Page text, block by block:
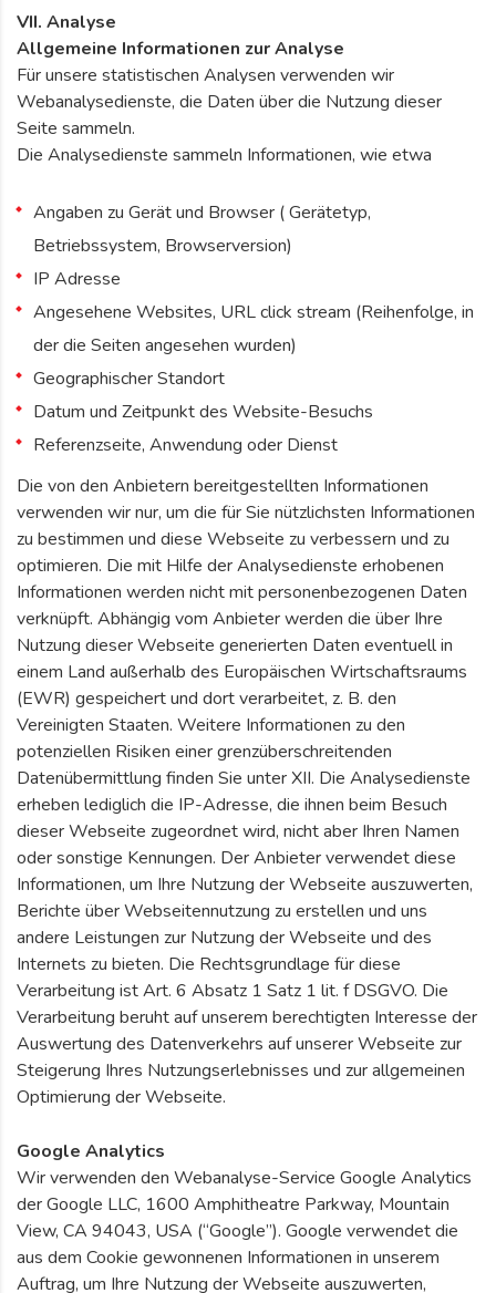
VII. Analyse
Allgemeine Informationen zur Analyse
Für unsere statistischen Analysen verwenden wir
Webanalysedienste, die Daten über die Nutzung dieser
Seite sammeln.
Die Analysedienste sammeln Informationen, wie etwa
Angaben zu Gerät und Browser ( Gerätetyp,
Betriebssystem, Browserversion)
IP Adresse
Angesehene Websites, URL click stream (Reihenfolge, in
der die Seiten angesehen wurden)
Geographischer Standort
Datum und Zeitpunkt des Website-Besuchs
Referenzseite, Anwendung oder Dienst
Die von den Anbietern bereitgestellten Informationen
verwenden wir nur, um die für Sie nützlichsten Informationen
zu bestimmen und diese Webseite zu verbessern und zu
optimieren. Die mit Hilfe der Analysedienste erhobenen
Informationen werden nicht mit personenbezogenen Daten
verknüpft. Abhängig vom Anbieter werden die über Ihre
Nutzung dieser Webseite generierten Daten eventuell in
einem Land außerhalb des Europäischen Wirtschaftsraums
(EWR) gespeichert und dort verarbeitet, z. B. den
Vereinigten Staaten. Weitere Informationen zu den
potenziellen Risiken einer grenzüberschreitenden
Datenübermittlung finden Sie unter XII. Die Analysedienste
erheben lediglich die IP-Adresse, die ihnen beim Besuch
dieser Webseite zugeordnet wird, nicht aber Ihren Namen
oder sonstige Kennungen. Der Anbieter verwendet diese
Informationen, um Ihre Nutzung der Webseite auszuwerten,
Berichte über Webseitennutzung zu erstellen und uns
andere Leistungen zur Nutzung der Webseite und des
Internets zu bieten. Die Rechtsgrundlage für diese
Verarbeitung ist Art. 6 Absatz 1 Satz 1 lit. f DSGVO. Die
Verarbeitung beruht auf unserem berechtigten Interesse der
Auswertung des Datenverkehrs auf unserer Webseite zur
Steigerung Ihres Nutzungserlebnisses und zur allgemeinen
Optimierung der Webseite.
Google Analytics
Wir verwenden den Webanalyse-Service Google Analytics
der Google LLC, 1600 Amphitheatre Parkway, Mountain
View, CA 94043, USA (“Google”). Google verwendet die
aus dem Cookie gewonnenen Informationen in unserem
Auftrag, um Ihre Nutzung der Webseite auszuwerten,